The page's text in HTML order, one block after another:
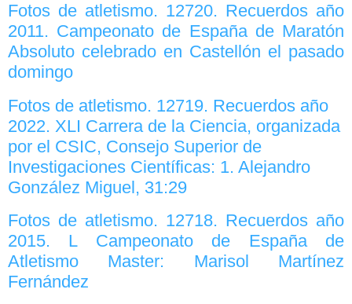
Fotos de atletismo. 12720. Recuerdos año
2011. Campeonato de España de Maratón
Absoluto celebrado en Castellón el pasado
domingo
Fotos de atletismo. 12719. Recuerdos año
2022. XLI Carrera de la Ciencia, organizada
por el CSIC, Consejo Superior de
Investigaciones Científicas: 1. Alejandro
González Miguel, 31:29
Fotos de atletismo. 12718. Recuerdos año
2015. L Campeonato de España de
Atletismo Master: Marisol Martínez
Fernández